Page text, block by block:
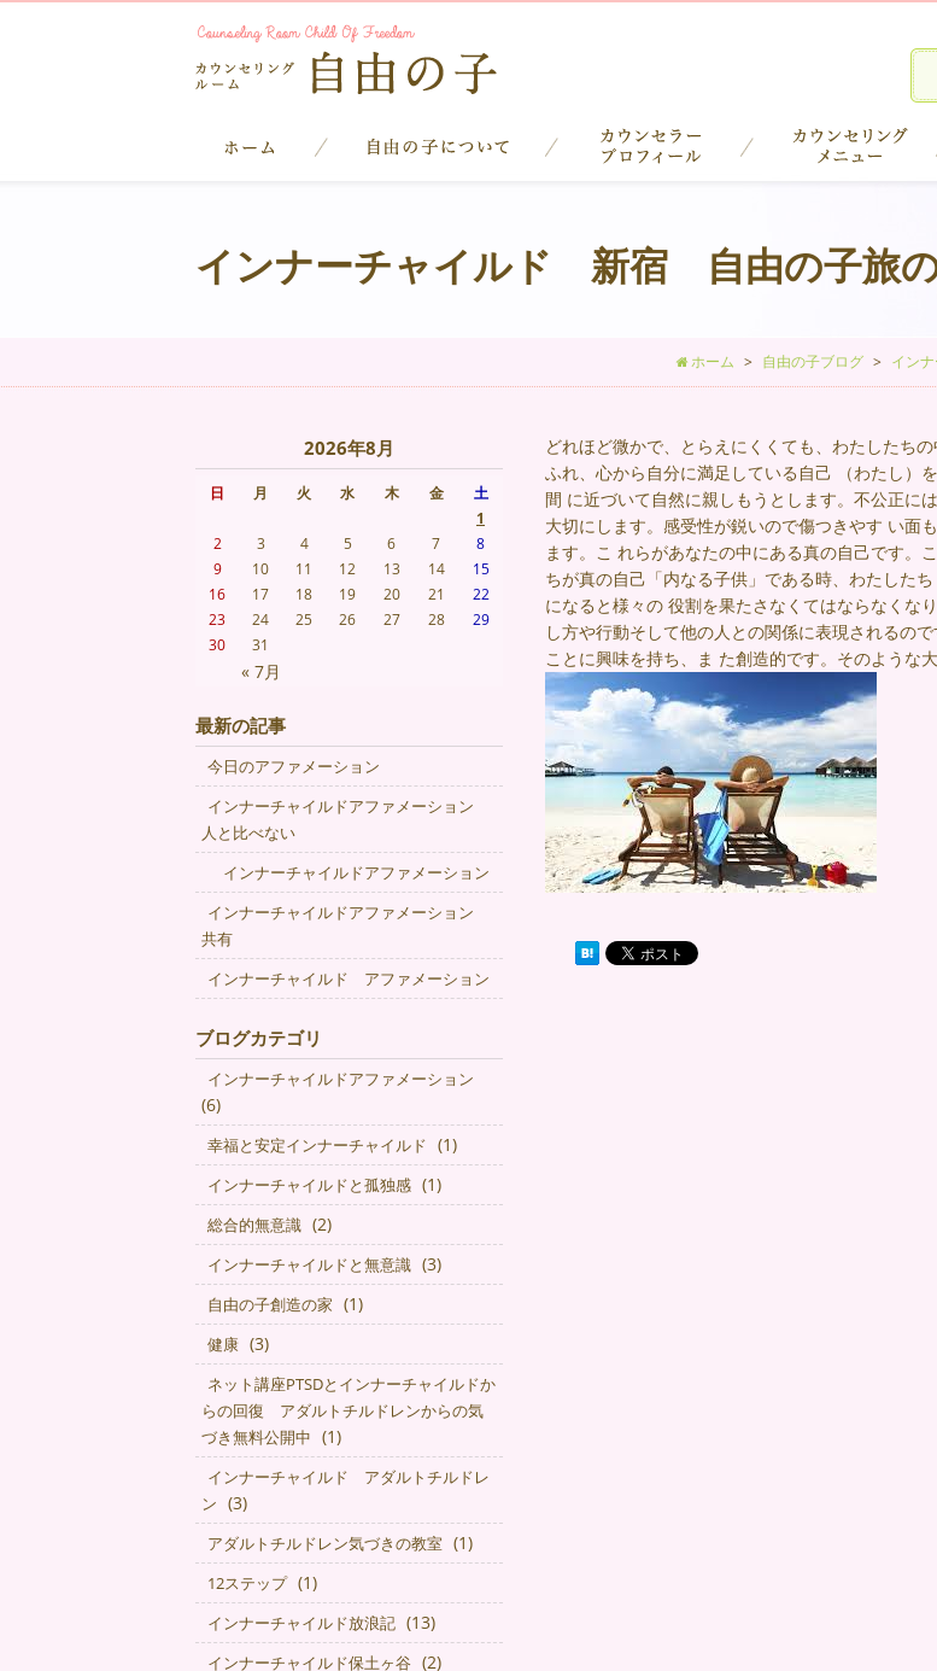
インナーチャイルド 新宿 自由の子旅の
ホーム 自由の子ブログ イン
どれほど微かで、とらえにくくても、わたしたち
ふれ、心から自分に満足している自己 （わたし）
間 に近づいて自然に親しもうとします。不公正に
大切にします。感受性が鋭いので傷つきやす い面
ます。こ れらがあなたの中にある真の自己です。
ちが真の自己「内なる子供」である時、わたした
になると様々の 役割を果たさなくてはならなくな
し方や行動そして他の人との関係に表現されるの
ことに興味を持ち、ま た創造的です。そのような
2026年8月
日 月 火 水 木 金 土
« 7月
1
2
3 4 5 6 7
8
9
10 11 12 13 14
15
16
17 18 19 20 21
22
23
24 25 26 27 28
29
30
31
最新の記事
今日のアファメーション
インナーチャイルドアファメーション
人と比べない
インナーチャイルドアファメーション
インナーチャイルドアファメーション
共有
インナーチャイルド アファメーション
ブログカテゴリ
インナーチャイルドアファメーション
(6)
幸福と安定インナーチャイルド (1)
インナーチャイルドと孤独感 (1)
総合的無意識 (2)
インナーチャイルドと無意識 (3)
自由の子創造の家 (1)
健康 (3)
ネット講座PTSDとインナーチャイルドか
らの回復 アダルトチルドレンからの気
づき無料公開中 (1)
インナーチャイルド アダルトチルドレ
ン (3)
アダルトチルドレン気づきの教室 (1)
12ステップ (1)
インナーチャイルド放浪記 (13)
インナーチャイルド保土ヶ谷 (2)